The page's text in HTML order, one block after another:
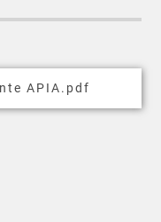
APIA.pdf